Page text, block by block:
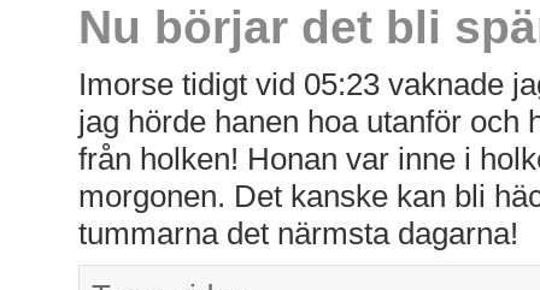
Nu börjar det bli
Imorse tidigt vid 05:23 vaknade
jag hörde hanen hoa utanför och
från holken! Honan var inne i
morgonen. Det kanske kan bli
tummarna det närmsta dagarna!